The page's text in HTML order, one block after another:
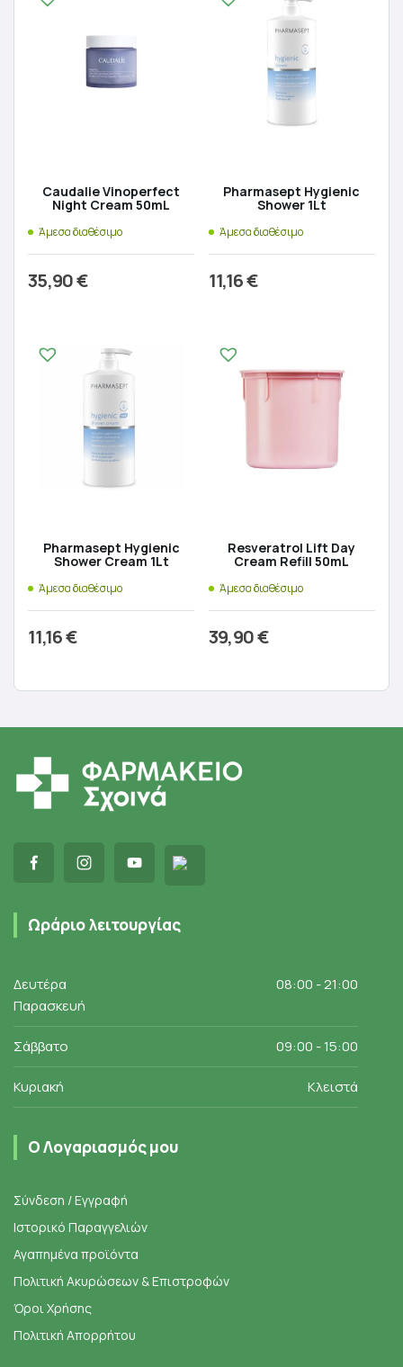
Caudalie Vinoperfect
Night Cream 50mL
Άμεσα διαθέσιμο
35,90€
Pharmasept Hygienic
Shower 1Lt
Άμεσα διαθέσιμο
11,16€
Pharmasept Hygienic
Shower Cream 1Lt
Άμεσα διαθέσιμο
11,16€
Resveratrol Lift Day
Cream Refill 50mL
Άμεσα διαθέσιμο
39,90€
Ωράριο λειτουργίας
Δευτέρα
Παρασκευή
08:00 - 21:00
Σάββατο 09:00 - 15:00
Κυριακή Κλειστά
Ο Λογαριασμός μου
Σύνδεση / Εγγραφή
Ιστορικό Παραγγελιών
Αγαπημένα προϊόντα
Πολιτική Ακυρώσεων & Επιστροφών
Όροι Χρήσης
Πολιτική Απορρήτου